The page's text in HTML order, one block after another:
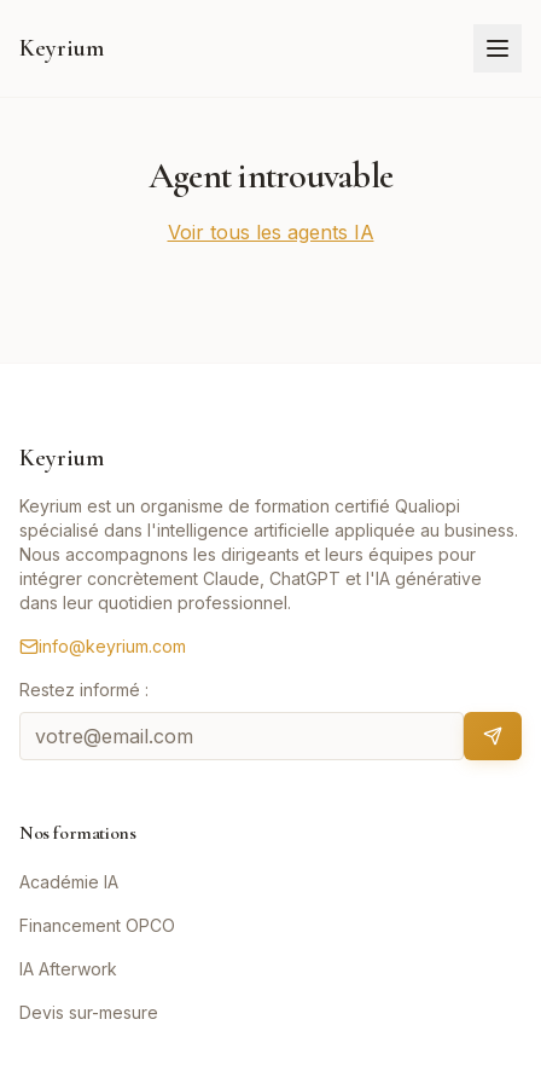
Keyrium
Agent introuvable
Voir tous les agents IA
Keyrium
Keyrium est un organisme de formation certifié Qualiopi
spécialisé dans l'intelligence artificielle appliquée au business.
Nous accompagnons les dirigeants et leurs équipes pour
intégrer concrètement Claude, ChatGPT et l'IA générative
dans leur quotidien professionnel.
info@keyrium.com
Restez informé :
Nos formations
Académie IA
Financement OPCO
IA Afterwork
Devis sur-mesure